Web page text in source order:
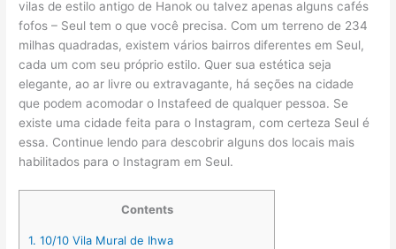
vilas de estilo antigo de Hanok ou talvez apenas alguns cafés
fofos – Seul tem o que você precisa. Com um terreno de 234
milhas quadradas, existem vários bairros diferentes em Seul,
cada um com seu próprio estilo. Quer sua estética seja
elegante, ao ar livre ou extravagante, há seções na cidade
que podem acomodar o Instafeed de qualquer pessoa. Se
existe uma cidade feita para o Instagram, com certeza Seul é
essa. Continue lendo para descobrir alguns dos locais mais
habilitados para o Instagram em Seul.
Contents
1. 10/10 Vila Mural de Ihwa